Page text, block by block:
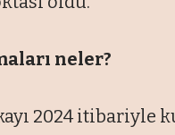
neler?
2024 itibariyle